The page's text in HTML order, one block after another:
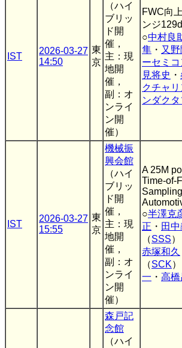
IST
2026-03-27
14:50
東
京
（ハイ
ブリッ
ド開
催，
主：現
地開
催，
副：オ
ンライ
ン開
催）
FWC向
ンジ
○中村良
隼 ・ 又
ーセミ
見将史 ・
クチャ
ンダク
IST
2026-03-27
15:55
東
京
機械振
興会館
（ハイ
ブリッ
ド開
催，
主：現
地開
催，
副：オ
ンライ
ン開
催）
A 25M
Time-of-
○半澤克
正 ・ 田中
（SSS）
赤塚和久
（SCK）
一 ・ 高
森戸記
念館
（ハイ